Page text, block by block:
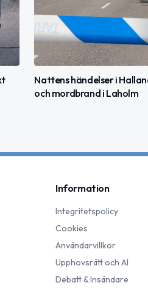
Nattens händelser i
och mordbrand i Laholm
Information
Integritetspolicy
Cookies
Användarvillkor
Upphovsrätt och AI
Debatt & Insändare